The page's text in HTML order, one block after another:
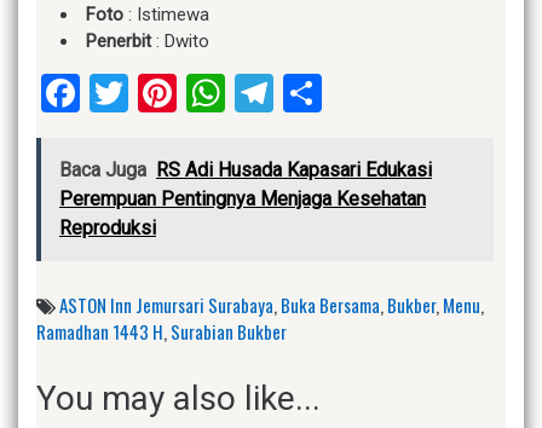
Foto : Istimewa
Penerbit: Dwito
Facebook
Twitter
Pinterest
WhatsApp
Telegram
Baca Juga RS Adi Husada Kapasari Edukasi
Perempuan Pentingnya Menjaga Kesehatan
Reproduksi
ASTON Inn Jemursari Surabaya,Buka Bersama,Bukber,Menu,
Ramadhan 1443 H,Surabian Bukber
You may also like...